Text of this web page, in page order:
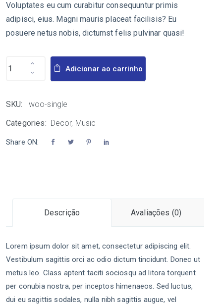
Voluptates eu cum curabitur consequuntur primis
adipisci, eius. Magni mauris placeat facilisis? Eu
posuere netus nobis, dictumst felis pulvinar quasi!
Adicionar ao carrinho
SKU:
woo-single
Categories: Decor, Music
Share ON:
Descrição Avaliações (0)
Lorem ipsum dolor sit amet, consectetur adipiscing elit.
Vestibulum sagittis orci ac odio dictum tincidunt. Donec ut
metus leo. Class aptent taciti sociosqu ad litora torquent
per conubia nostra, per inceptos himenaeos. Sed luctus,
dui eu sagittis sodales, nulla nibh sagittis augue, vel